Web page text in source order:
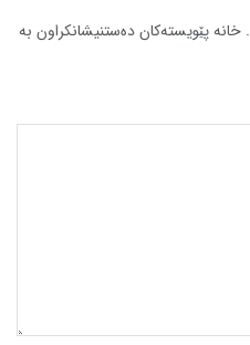
خانە پێویستەکان دەستنیشانکراون بە